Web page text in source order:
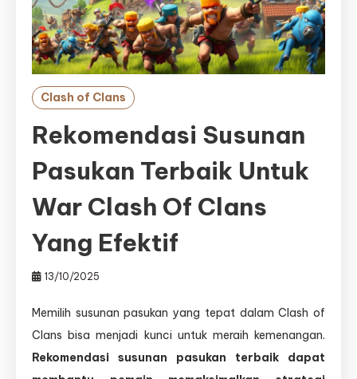
Clash of Clans
Rekomendasi Susunan
Pasukan Terbaik Untuk
War Clash Of Clans
Yang Efektif
13/10/2025
Memilih susunan pasukan yang tepat dalam Clash of
Clans bisa menjadi kunci untuk meraih kemenangan.
Rekomendasi susunan pasukan terbaik dapat